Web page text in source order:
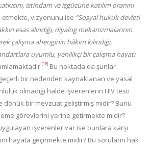
istihdam ve işgücüne katılım oranını
vizyonunu ise “Sosyal hukuk devleti
esas alındığı, diyalog mekanizmalarının
çalışma ahenginin hâkim kılındığı,
uyumlu, yenilikçi bir çalışma hayatı
[19] Bu noktada da şunlar
geçerli bir nedenden kaynaklanan ve yasal
olmadığı halde işverenlerin HIV testi
dönük bir mevzuat geliştirmiş midir? Bunu
görevlerini yerine getirmekte midir?
işverenler var ise bunlara karşı
hayata geçirmekte midir? Bu soruların hak